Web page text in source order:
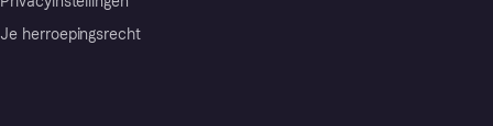
Je herroepingsrecht